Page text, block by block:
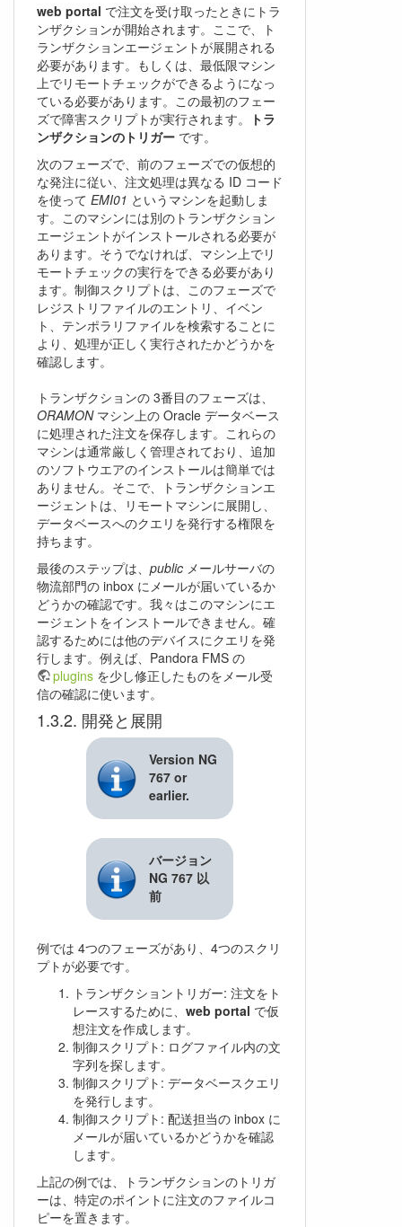
web portal で注文を受け取ったときにトラ
ンザクションが開始されます。ここで、ト
ランザクションエージェントが展開される
必要があります。もしくは、最低限マシン
上でリモートチェックができるようになっ
ている必要があります。この最初のフェー
ズで障害スクリプトが実行されます。
トラ
ンザクションのトリガー です。
次のフェーズで、前のフェーズでの仮想的
な発注に従い、注文処理は異なる ID コード
を使って EMI01 というマシンを起動しま
す。このマシンには別のトランザクション
エージェントがインストールされる必要が
あります。そうでなければ、マシン上でリ
モートチェックの実行をできる必要があり
ます。制御スクリプトは、このフェーズで
レジストリファイルのエントリ、イベン
ト、テンポラリファイルを検索することに
より、処理が正しく実行されたかどうかを
確認します。
トランザクションの 3番目のフェーズは、
ORAMONマシン上の Oracle データベース
に処理された注文を保存します。これらの
マシンは通常厳しく管理されており、追加
のソフトウエアのインストールは簡単では
ありません。そこで、トランザクションエ
ージェントは、リモートマシンに展開し、
データベースへのクエリを発行する権限を
持ちます。
最後のステップは、 public メールサーバの
物流部門の inbox にメールが届いているか
どうかの確認です。我々はこのマシンにエ
ージェントをインストールできません。確
認するためには他のデバイスにクエリを発
行します。例えば、Pandora FMS の
plugins を少し修正したものをメール受
信の確認に使います。
開発と展開
Version NG
767 or
earlier.
バージョン
NG 767 以
前
例では 4つのフェーズがあり、4つのスクリ
プトが必要です。
トランザクショントリガー: 注文をト
レースするために、 web portal で仮
想注文を作成します。
制御スクリプト: ログファイル内の文
字列を探します。
制御スクリプト: データベースクエリ
を発行します。
制御スクリプト: 配送担当の inbox に
メールが届いているかどうかを確認
します。
上記の例では、トランザクションのトリガ
ーは、特定のポイントに注文のファイルコ
ピーを置きます。